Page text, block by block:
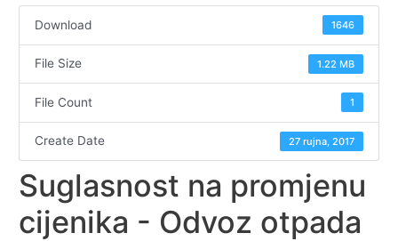
Download 1646
File Size 1.22 MB
File Count 1
Create Date 27 rujna, 2017
Suglasnost na promjenu
cijenika - Odvoz otpada